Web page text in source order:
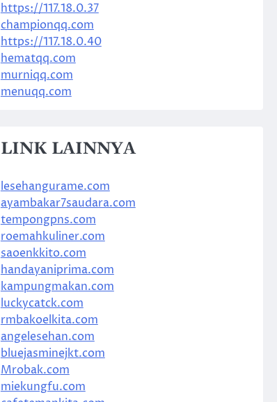
https://117.18.0.37
championqq.com
https://117.18.0.40
hematqq.com
murniqq.com
menuqq.com
LINK LAINNYA
lesehangurame.com
ayambakar7saudara.com
tempongpns.com
roemahkuliner.com
saoenkkito.com
handayaniprima.com
kampungmakan.com
luckycatck.com
rmbakoelkita.com
angelesehan.com
bluejasminejkt.com
Mrobak.com
miekungfu.com